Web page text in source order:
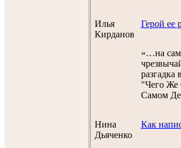
Илья
Кирданов
Герой ее
«…на
разгадка
"Чего Же
Самом
Нина
Дьяченко
Как